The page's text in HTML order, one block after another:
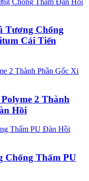
Tương Chống
Cải Tiến
2 Thành
Hồi
Chống Thấm PU